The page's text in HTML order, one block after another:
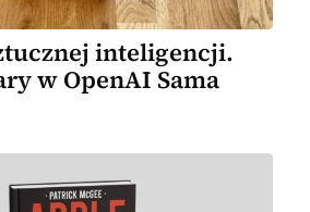
inteligencji.
w OpenAI Sama